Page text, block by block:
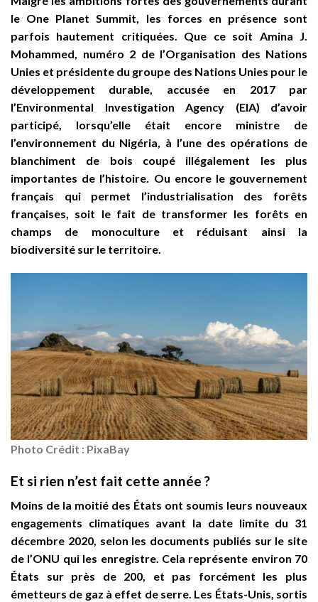
le One Planet Summit, les forces en présence sont
parfois hautement critiquées. Que ce soit Amina J.
Mohammed, numéro 2 de l’Organisation des Nations
Unies et présidente du groupe des Nations Unies pour le
développement durable, accusée en 2017 par
l’Environmental Investigation Agency (EIA) d’avoir
participé, lorsqu’elle était encore ministre de
l’environnement du Nigéria, à l’une des opérations de
blanchiment de bois coupé illégalement les plus
importantes de l’histoire. Ou encore le gouvernement
français qui permet l’industrialisation des forêts
françaises, soit le fait de transformer les forêts en
champs de monoculture et réduisant ainsi la
biodiversité sur le territoire.
Photo Crédit : PixaBay
Et si rien n’est fait cette année ?
Moins de la moitié des États ont soumis leurs nouveaux
engagements climatiques avant la date limite du 31
décembre 2020, selon les documents publiés sur le site
de l’ONU qui les enregistre. Cela représente environ 70
États sur près de 200, et pas forcément les plus
émetteurs de gaz à effet de serre. Les États-Unis, sortis